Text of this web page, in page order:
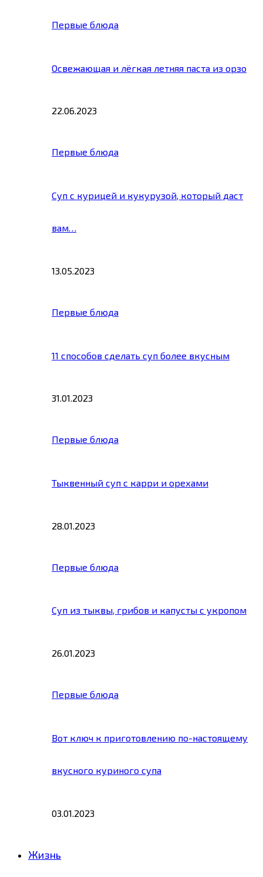
Первые блюда
Освежающая и лёгкая летняя паста из орзо
22.06.2023
Первые блюда
Суп с курицей и кукурузой, который даст
вам…
13.05.2023
Первые блюда
11 способов сделать суп более вкусным
31.01.2023
Первые блюда
Тыквенный суп с карри и орехами
28.01.2023
Первые блюда
Суп из тыквы, грибов и капусты с укропом
26.01.2023
Первые блюда
Вот ключ к приготовлению по-настоящему
вкусного куриного супа
03.01.2023
Жизнь